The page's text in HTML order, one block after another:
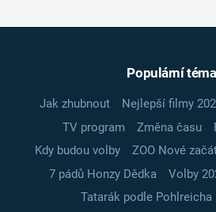
Populární
Jak zhubnout Nejlepší filmy
TV program
Změna času
Kdy budou volby
ZOO Nové
7 pádů Honzy Dědka
Volby
Tatarák podle Pohlreicha